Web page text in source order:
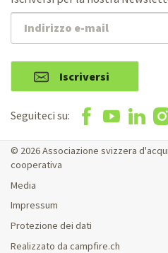
Iscriversi
Seguiteci su:
© 2026 Associazione svizzera
cooperativa
Media
Impressum
Protezione dei dati
Realizzato da campfire.ch